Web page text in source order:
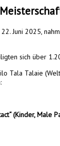
Juni 2025,
sich über
Tala Talaie
(Kinder, Male